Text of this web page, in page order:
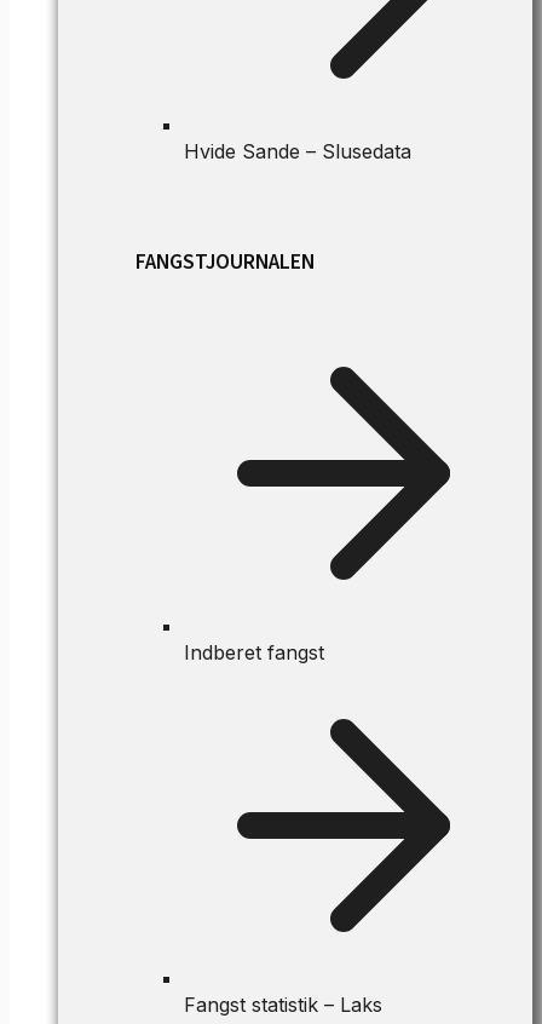
Hvide Sande – Slusedata
FANGSTJOURNALEN
Indberet fangst
Fangst statistik – Laks